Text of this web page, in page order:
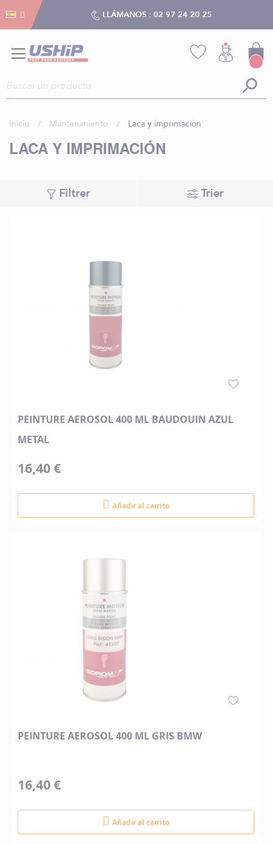
LLÁMANOS : 02 97 24 20 25
Inicio Mantenimiento Laca y imprimación
LACA Y IMPRIMACIÓN
Filtrer Trier
PEINTURE AEROSOL 400 ML BAUDOUIN AZUL
METAL
16,40 €
Añadir al carrito
PEINTURE AEROSOL 400 ML GRIS BMW
16,40 €
Añadir al carrito
Gestión de cookies
Gestión de cookies